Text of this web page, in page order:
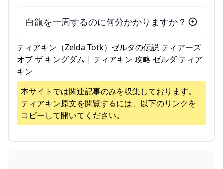
白龍を一周するのに何分かかりますか？
ティアキン（Zelda Totk）ゼルダの伝説 ティアーズ
オブ ザ キングダム | ティアキン 攻略 ゼルダ ティア
キン
本サイトでは関連記事のみを収集しております。
ティアキン原文を閲覧するには、以下のリンクを
コピーして開いてください。